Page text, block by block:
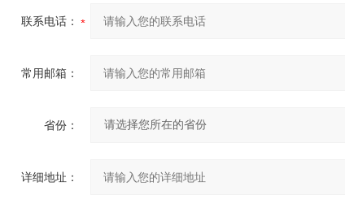
联系电话：
常用邮箱：
省份：
详细地址：